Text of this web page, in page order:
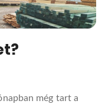
még tart a